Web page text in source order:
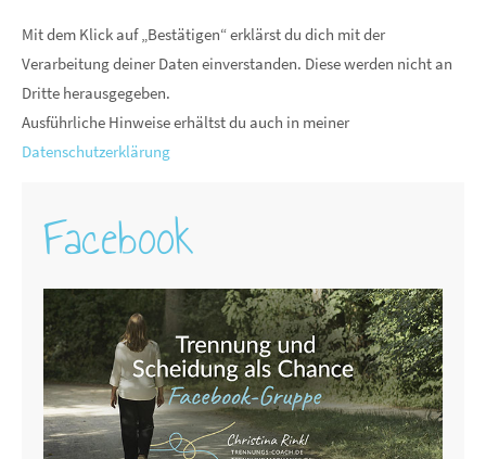
Mit dem Klick auf „Bestätigen“ erklärst du dich mit der
Verarbeitung deiner Daten einverstanden. Diese werden nicht an
Dritte herausgegeben.
Ausführliche Hinweise erhältst du auch in meiner
Datenschutzerklärung
Facebook